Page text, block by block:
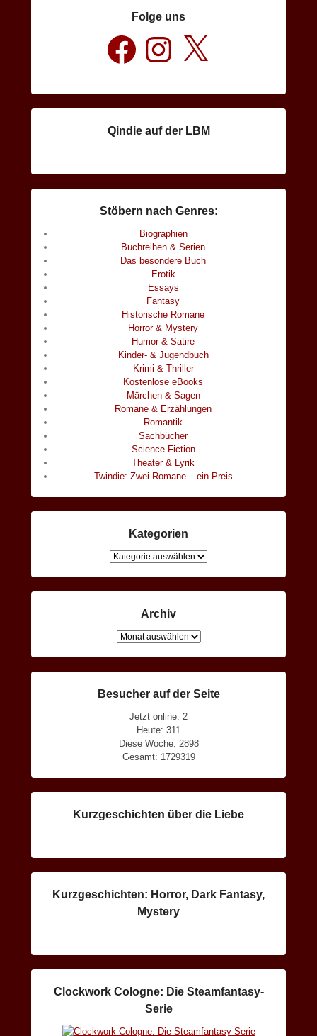
Folge uns
Facebook Instagram
Qindie auf der LBM
Stöbern nach Genres:
Biographien
Buchreihen & Serien
Das besondere Buch
Erotik
Essays
Fantasy
Historische Romane
Horror & Mystery
Humor & Satire
Kinder- & Jugendbuch
Krimi & Thriller
Kostenlose eBooks
Märchen & Sagen
Romane & Erzählungen
Romantik
Sachbücher
Science-Fiction
Theater & Lyrik
Twindie: Zwei Romane – ein Preis
Kategorien
Kategorien
Archiv
Archiv
Besucher auf der Seite
Jetzt online: 2
Heute: 311
Diese Woche: 2898
Gesamt: 1729319
Kurzgeschichten über die Liebe
Kurzgeschichten: Horror, Dark Fantasy,
Mystery
Clockwork Cologne: Die Steamfantasy-
Serie